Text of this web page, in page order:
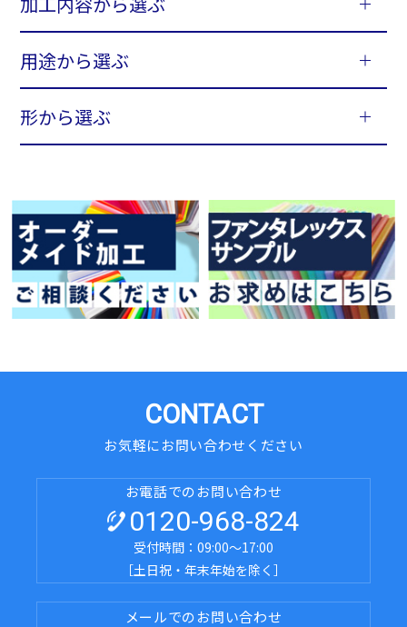
用途から選ぶ
形から選ぶ
CONTACT
お気軽にお問い合わせください
お電話でのお問い合わせ
0120-968-824
受付時間：09:00～17:00
［土日祝・年末年始を除く］
メールでのお問い合わせ